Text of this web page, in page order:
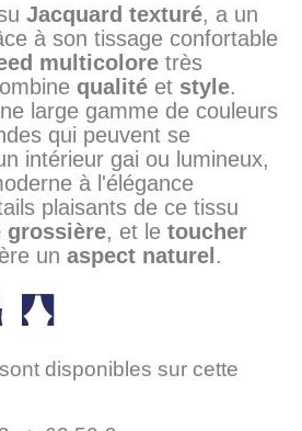
Jacquard texturé, a un
à son tissage confortable
multicolore très
qualité et style.
large gamme de couleurs
qui peuvent se
intérieur gai ou lumineux,
à l'élégance
plaisants de ce tissu
grossière, et le toucher
un aspect naturel .
disponibles sur cette